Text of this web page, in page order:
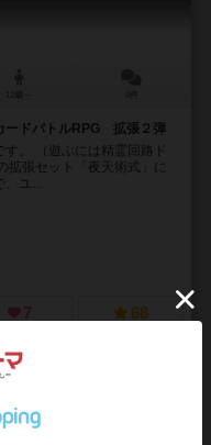
ードバトルRPG 拡張２弾
。 （遊ぶには精霊回路ド
拡張セット「夜天術式」に
、ユ...
7 68